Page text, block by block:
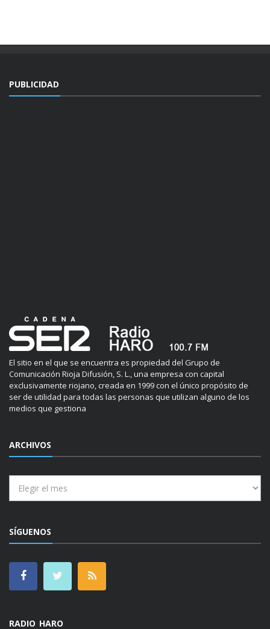
PUBLICIDAD
El sitio en el que se encuentra es propiedad del Grupo de
Comunicación Rioja Difusión, S. L., una empresa con capital
exclusivamente riojano, creada en 1999 con el único propósito de
ser de utilidad para todas las personas que utilizan alguno de los
medios que gestiona
ARCHIVOS
SÍGUENOS
RADIO HARO